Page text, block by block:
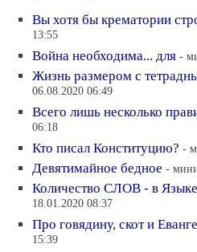
Вы хотя бы крематории
13:55
Война необходима... для -
Жизнь размером с
06.08.2020 06:49
Всего лишь несколько
06:18
Кто писал Конституцию? -
Девятимайное бедное -
Количество СЛОВ - в
18.01.2020 08:37
Про говядину, скот и
15:39